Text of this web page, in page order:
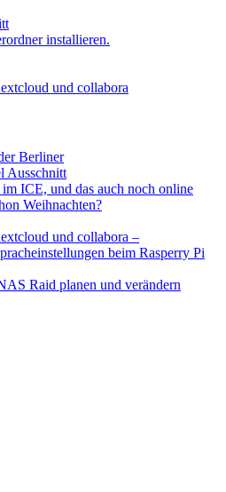
installieren.
und collabora
Berliner
Ausschnitt
im ICE, und das auch noch online
Weihnachten?
und collabora –
beim Rasperry Pi
Raid planen und verändern